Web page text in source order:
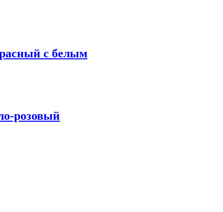
с белым
розовый